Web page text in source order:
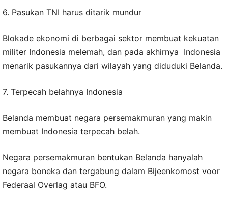
6. Pasukan TNI harus ditarik mundur
Blokade ekonomi di berbagai sektor membuat kekuatan
militer Indonesia melemah, dan pada akhirnya Indonesia
menarik pasukannya dari wilayah yang diduduki Belanda.
7. Terpecah belahnya Indonesia
Belanda membuat negara persemakmuran yang makin
membuat Indonesia terpecah belah.
Negara persemakmuran bentukan Belanda hanyalah
negara boneka dan tergabung dalam Bijeenkomost voor
Federaal Overlag atau BFO.